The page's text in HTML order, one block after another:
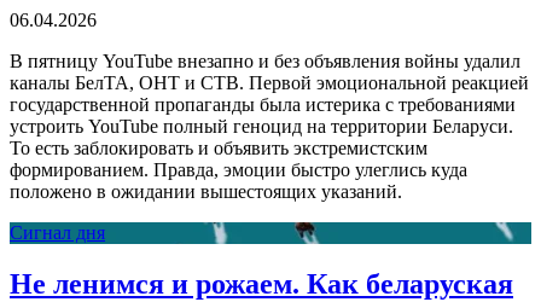
06.04.2026
В пятницу YouTube внезапно и без объявления войны удалил
каналы БелТА, ОНТ и СТВ. Первой эмоциональной реакцией
государственной пропаганды была истерика с требованиями
устроить YouTube полный геноцид на территории Беларуси.
То есть заблокировать и объявить экстремистским
формированием. Правда, эмоции быстро улеглись куда
положено в ожидании вышестоящих указаний.
Сигнал дня
Не ленимся и рожаем. Как беларуская